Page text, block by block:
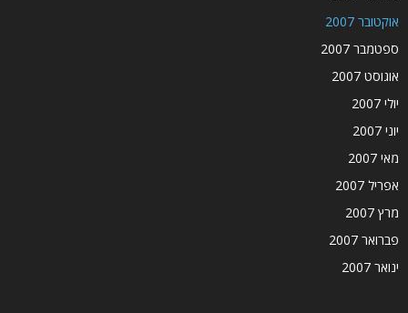
אוקטובר 2007
ספטמבר 2007
אוגוסט 2007
יולי 2007
יוני 2007
מאי 2007
אפריל 2007
מרץ 2007
פברואר 2007
ינואר 2007